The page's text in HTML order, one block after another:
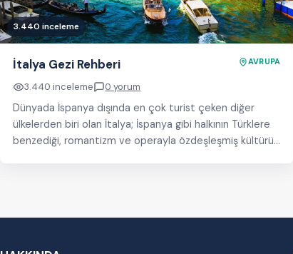
3.440 inceleme
İtalya Gezi Rehberi AVRUPA
3.440 inceleme 0 yorum
Dünyada İspanya dışında en çok turist çeken diğer
ülkelerden biri olan İtalya; İspanya gibi halkının Türklere
benzediği, romantizm ve operayla özdeşleşmiş kültürü,